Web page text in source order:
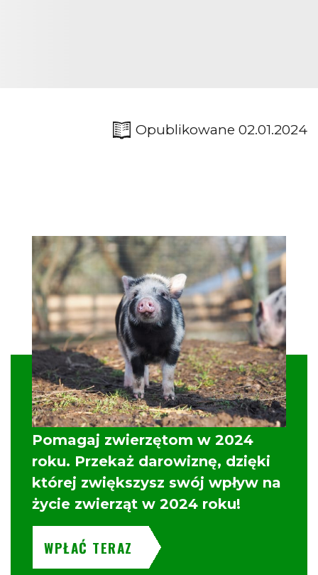
Opublikowane 02.01.2024
Pomagaj zwierzętom w 2024
roku. Przekaż darowiznę, dzięki
której zwiększysz swój wpływ na
życie zwierząt w 2024 roku!
WPŁAĆ TERAZ